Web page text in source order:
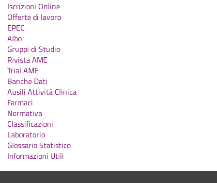
Iscrizioni Online
Offerte di lavoro
EPEC
Albo
Gruppi di Studio
Rivista AME
Trial AME
Banche Dati
Ausili Attività Clinica
Farmaci
Normativa
Classificazioni
Laboratorio
Glossario Statistico
Informazioni Utili